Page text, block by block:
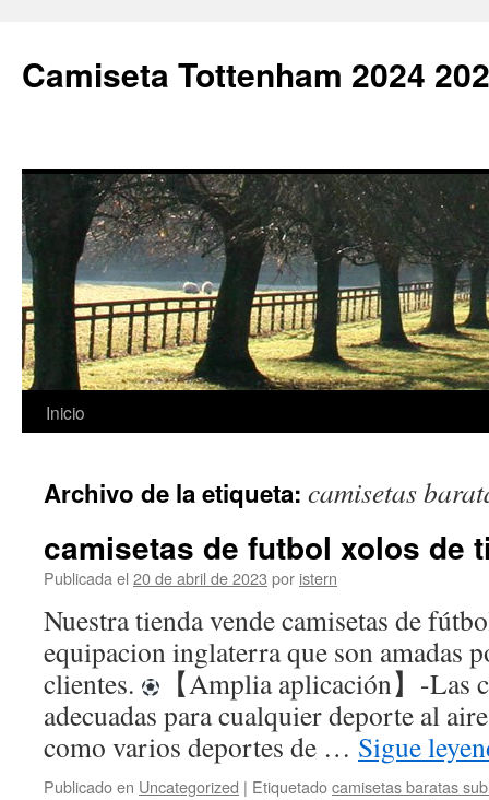
Camiseta Tottenham 2024
Saltar
contenido
Inicio
Archivo de la etiqueta: camisetas
camisetas de futbol xolos de
Publicada el 20 de abril de 2023 por istern
Nuestra tienda vende camisetas de
equipacion inglaterra que son amadas
clientes.
【Amplia aplicación】-Las
adecuadas para cualquier deporte al
como varios deportes de … Sigue
Publicado en Uncategorized | Etiquetadocamisetas baratas